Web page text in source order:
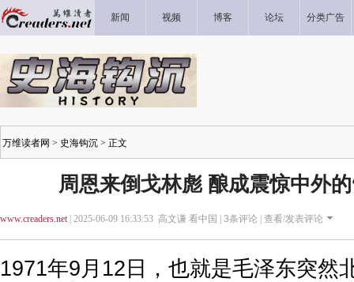
新闻 视频 博客 论坛 分类广告
万维读者网 > 史海钩沉 > 正文
周恩来倒戈林彪 酿成震惊中外
www.creaders.net| 2025-06-09 16:33:53 高文谦 看中国 | 3条评论 | 查看/发表评论
1971年9月12日，也就是毛泽东突然